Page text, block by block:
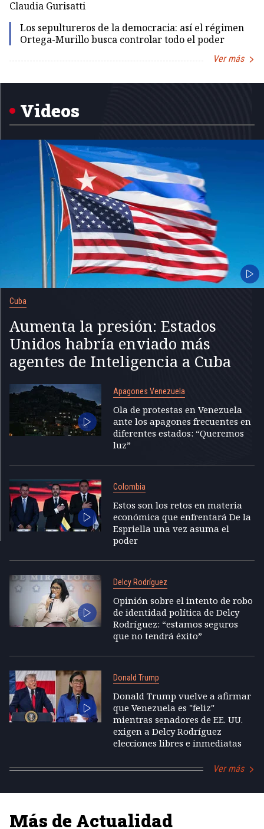
Claudia Gurisatti
Los sepultureros de la democracia: así el régimen
Ortega-Murillo busca controlar todo el poder
Ver más
1
Videos
Cuba
Aumenta la presión: Estados
Unidos habría enviado más
agentes de Inteligencia a Cuba
Apagones Venezuela
Ola de protestas en Venezuela
ante los apagones frecuentes en
diferentes estados: “Queremos
luz”
Colombia
Estos son los retos en materia
económica que enfrentará De la
Espriella una vez asuma el
poder
Delcy Rodríguez
Opinión sobre el intento de robo
de identidad política de Delcy
Rodríguez: “estamos seguros
que no tendrá éxito”
Donald Trump
Donald Trump vuelve a afirmar
que Venezuela es "feliz"
mientras senadores de EE. UU.
exigen a Delcy Rodríguez
elecciones libres e inmediatas
Ver más
Más de Actualidad